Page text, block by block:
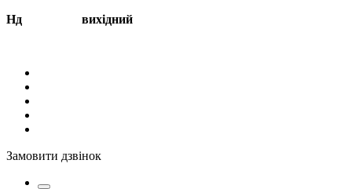
Нд вихідний
Замовити дзвінок